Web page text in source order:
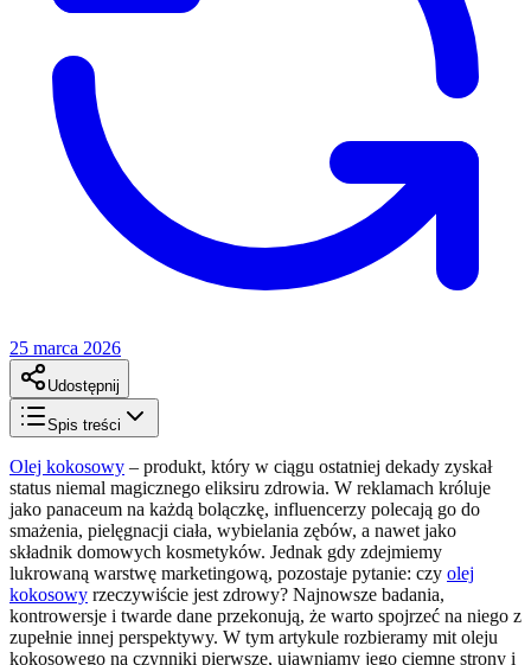
25 marca 2026
Udostępnij
Spis treści
Olej kokosowy – produkt, który w ciągu ostatniej dekady zyskał
status niemal magicznego eliksiru zdrowia. W reklamach króluje
jako panaceum na każdą bolączkę, influencerzy polecają go do
smażenia, pielęgnacji ciała, wybielania zębów, a nawet jako
składnik domowych kosmetyków. Jednak gdy zdejmiemy
lukrowaną warstwę marketingową, pozostaje pytanie: czy olej
kokosowy rzeczywiście jest zdrowy? Najnowsze badania,
kontrowersje i twarde dane przekonują, że warto spojrzeć na niego z
zupełnie innej perspektywy. W tym artykule rozbieramy mit oleju
kokosowego na czynniki pierwsze, ujawniamy jego ciemne strony i